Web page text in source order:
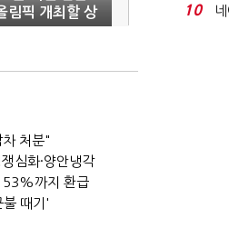
림픽 개최할 상
"
처분"
심화·양안냉각
53%까지 환급
때기'
10